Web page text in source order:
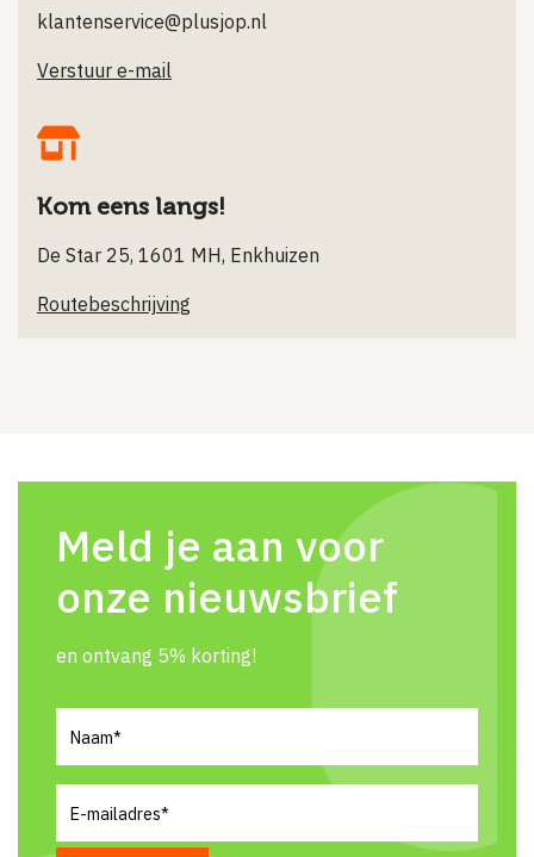
klantenservice@plusjop.nl
Verstuur e-mail
Kom eens langs!
De Star 25, 1601 MH, Enkhuizen
Routebeschrijving
Meld je aan voor
onze nieuwsbrief
en ontvang 5% korting!
mailadres(Vereist)